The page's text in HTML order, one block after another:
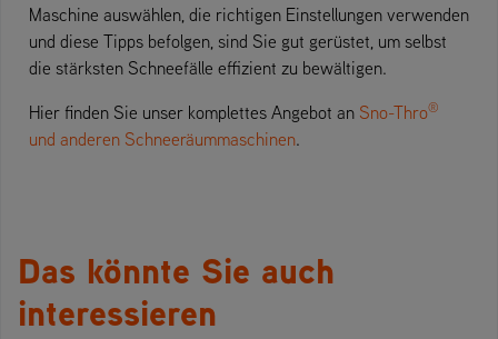
Maschine auswählen, die richtigen Einstellungen verwenden
und diese Tipps befolgen, sind Sie gut gerüstet, um selbst
die stärksten Schneefälle effizient zu bewältigen.
Hier finden Sie unser komplettes Angebot an Sno-Thro®
und anderen Schneeräummaschinen.
Das könnte Sie auch
interessieren